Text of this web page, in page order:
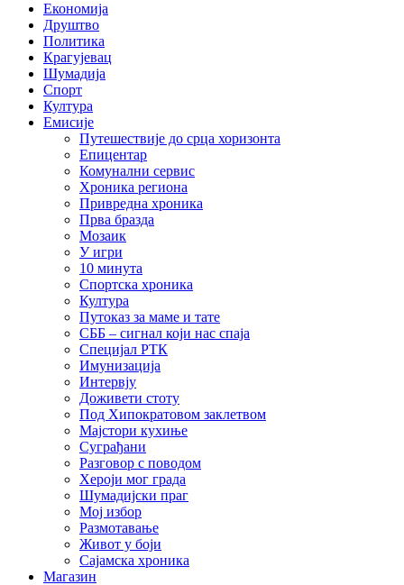
Економија
Друштво
Политика
Крагујевац
Шумадија
Спорт
Култура
Емисије
Путешествије до срца хоризонта
Епицентар
Комунални сервис
Хроника региона
Привредна хроника
Прва бразда
Мозаик
У игри
10 минута
Спортска хроника
Култура
Путоказ за маме и тате
СББ – сигнал који нас спаја
Специјал РТК
Имунизација
Интервју
Доживети стоту
Под Хипократовом заклетвом
Мајстори кухиње
Суграђани
Разговор с поводом
Хероји мог града
Шумадијски праг
Мој избор
Размотавање
Живот у боји
Сајамска хроника
Магазин